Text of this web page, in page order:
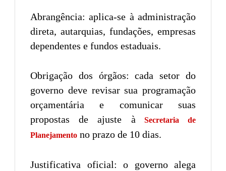
Abrangência: aplica-se à administração
direta, autarquias, fundações, empresas
dependentes e fundos estaduais.
Obrigação dos órgãos: cada setor do
governo deve revisar sua programação
orçamentária e comunicar suas
propostas de ajuste à Secretaria de
Planejamento no prazo de 10 dias.
Justificativa oficial: o governo alega